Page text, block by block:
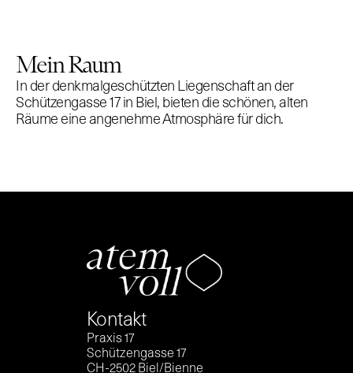
Mein Raum
In der denkmalgeschützten Liegenschaft an der
Schützengasse 17 in Biel, bieten die schönen, alten
Räume eine angenehme Atmosphäre für dich.
Kontakt
Praxis 17
Schützengasse 17
CH-2502 Biel/Bienne